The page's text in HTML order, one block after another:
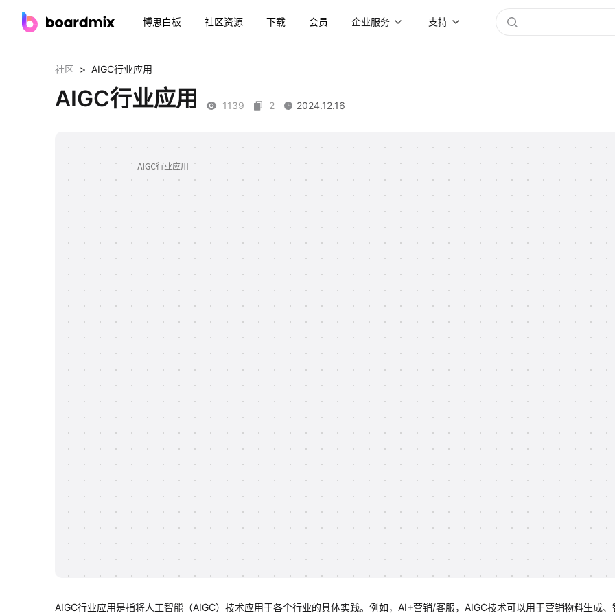
博思白板 社区资源 下载 会员 企业服务 支持
社区 > AIGC行业应用
AIGC行业应用 1139 2 2024.12.16
AIGC行业应用是指将人工智能（AIGC）技术应用于各个行业的具体实践。例如，AI+营销/客服，AIGC技术可以用于营销物料生成、